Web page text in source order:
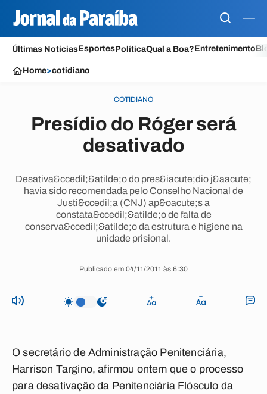
Últimas NotíciasEsportesPolíticaQual a Boa?Entretenimento
Home>cotidiano
COTIDIANO
Presídio do Róger será
desativado
Desativa&ccedil;&atilde;o do pres&iacute;dio j&aacute;
havia sido recomendada pelo Conselho Nacional de
Justi&ccedil;a (CNJ) ap&oacute;s a
constata&ccedil;&atilde;o de falta de
conserva&ccedil;&atilde;o da estrutura e higiene na
unidade prisional.
Publicado em 04/11/2011 às 6:30
O secretário de Administração Penitenciária,
Harrison Targino, afirmou ontem que o processo
para desativação da Penitenciária Flósculo da